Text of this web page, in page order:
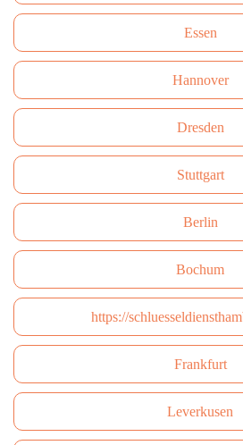
Essen
Hannover
Dresden
Stuttgart
Berlin
Bochum
https://
Frankfurt
Leverkusen